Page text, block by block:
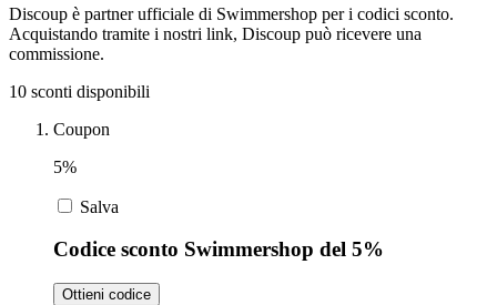
Salute e
Discoup è partner ufficiale di Swimmershop per i codici sconto.
Acquistando tramite i nostri link, Discoup può ricevere una
commissione.
10 sconti disponibili
Coupon
5%
Salva
Codice sconto Swimmershop del 5%
Ottieni codice